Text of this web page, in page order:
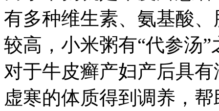
有多种维生素、氨基酸
较高，小米粥有“代参汤
对于牛皮癣产妇产后具
虚寒的体质得到调养，